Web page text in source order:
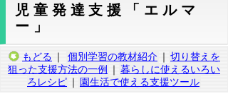
児童発達支援「エルマ
ー」
もどる ｜ 個別学習の教材紹介 ｜ 切り替えを
狙った支援方法の一例 ｜ 暮らしに使えるいろい
ろレシピ ｜ 園生活で使える支援ツール